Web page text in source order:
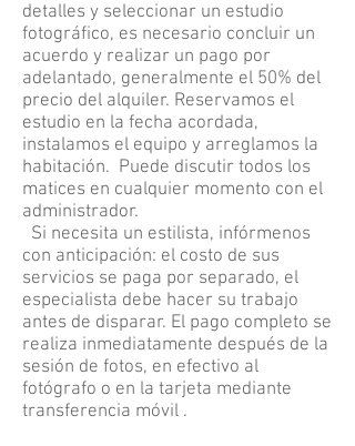
detalles y seleccionar un estudio
fotográfico, es necesario concluir un
acuerdo y realizar un pago por
adelantado, generalmente el 50% del
precio del alquiler. Reservamos el
estudio en la fecha acordada,
instalamos el equipo y arreglamos la
habitación. Puede discutir todos los
matices en cualquier momento con el
administrador.
Si necesita un estilista, infórmenos
con anticipación: el costo de sus
servicios se paga por separado, el
especialista debe hacer su trabajo
antes de disparar. El pago completo se
realiza inmediatamente después de la
sesión de fotos, en efectivo al
fotógrafo o en la tarjeta mediante
transferencia móvil .